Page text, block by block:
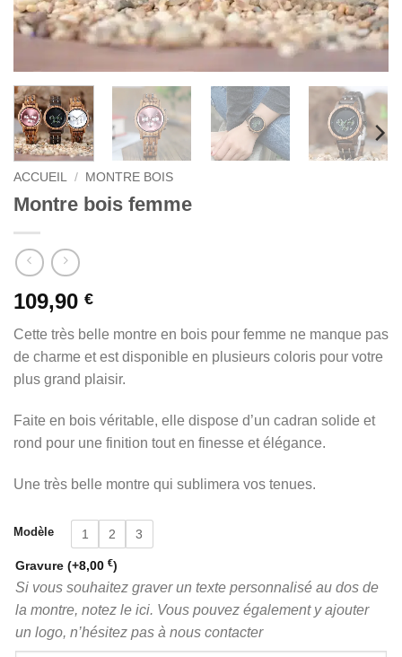
ACCUEIL / MONTRE BOIS
Montre bois femme
109,90 €
Cette très belle montre en bois pour femme ne manque pas
de charme et est disponible en plusieurs coloris pour votre
plus grand plaisir.
Faite en bois véritable, elle dispose d’un cadran solide et
rond pour une finition tout en finesse et élégance.
Une très belle montre qui sublimera vos tenues.
Modèle 1 2 3
Gravure (+8,00 €)
Si vous souhaitez graver un texte personnalisé au dos de
la montre, notez le ici. Vous pouvez également y ajouter
un logo, n’hésitez pas à nous contacter